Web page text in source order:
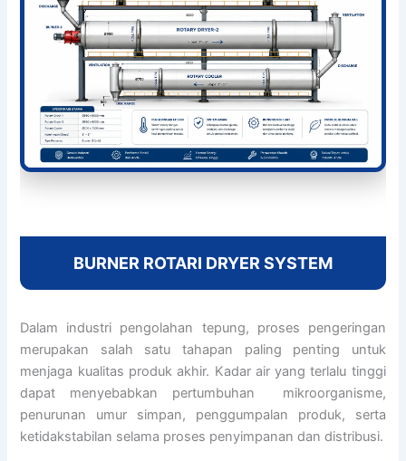
BURNER ROTARI DRYER SYSTEM
Dalam industri pengolahan tepung, proses pengeringan
merupakan salah satu tahapan paling penting untuk
menjaga kualitas produk akhir. Kadar air yang terlalu tinggi
dapat menyebabkan pertumbuhan mikroorganisme,
penurunan umur simpan, penggumpalan produk, serta
ketidakstabilan selama proses penyimpanan dan distribusi.